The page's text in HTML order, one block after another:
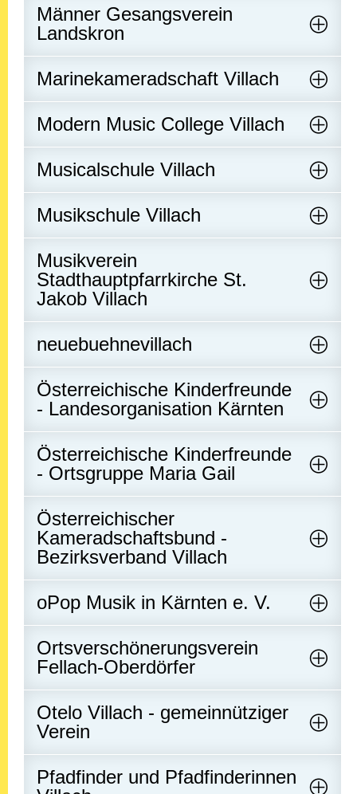
Männer Gesangsverein
Landskron
Marinekameradschaft Villach
Modern Music College Villach
Musicalschule Villach
Musikschule Villach
Musikverein
Stadthauptpfarrkirche St.
Jakob Villach
neuebuehnevillach
Österreichische Kinderfreunde
- Landesorganisation Kärnten
Österreichische Kinderfreunde
- Ortsgruppe Maria Gail
Österreichischer
Kameradschaftsbund -
Bezirksverband Villach
oPop Musik in Kärnten e. V.
Ortsverschönerungsverein
Fellach-Oberdörfer
Otelo Villach - gemeinnütziger
Verein
Pfadfinder und Pfadfinderinnen